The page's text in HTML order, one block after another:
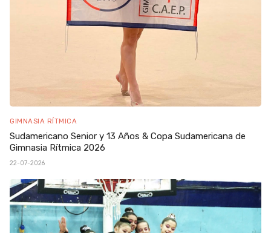
GIMNASIA RÍTMICA
Sudamericano Senior y 13 Años & Copa Sudamericana de
Gimnasia Rítmica 2026
22-07-2026